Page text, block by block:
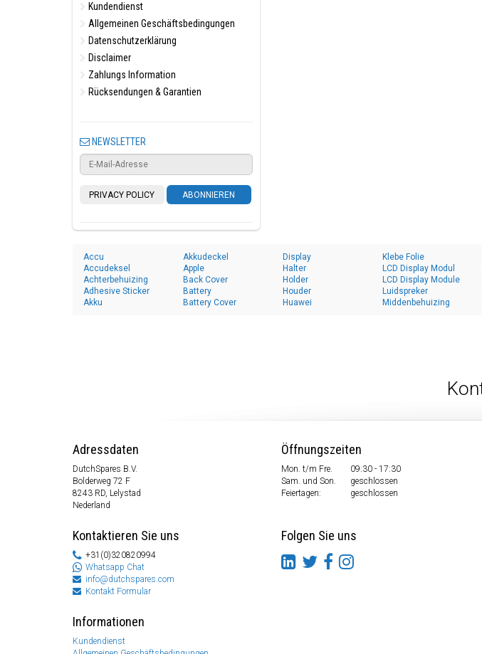
Kundendienst
Allgemeinen Geschäftsbedingungen
Datenschutzerklärung
Disclaimer
Zahlungs Information
Rücksendungen & Garantien
NEWSLETTER
PRIVACY POLICY ABONNIEREN
Accu
Accudeksel
Achterbehuizing
Adhesive Sticker
Akku
Akkudeckel
Apple
Back Cover
Battery
Battery Cover
Display
Halter
Holder
Houder
Huawei
Klebe Folie
LCD Display Modul
LCD Display Module
Luidspreker
Middenbehuizing
Adressdaten
DutchSpares B.V.
Bolderweg 72 F
8243 RD, Lelystad
Nederland
Kontaktieren Sie uns
+31(0)320820994
Whatsapp Chat
info@dutchspares.com
Kontakt Formular
Informationen
Kundendienst
Öffnungszeiten
Mon. t/m Fre.
09:30 - 17:30
Sam. und Son.
geschlossen
Feiertagen:
geschlossen
Folgen Sie uns